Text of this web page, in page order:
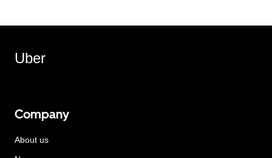
Uber
Company
About us